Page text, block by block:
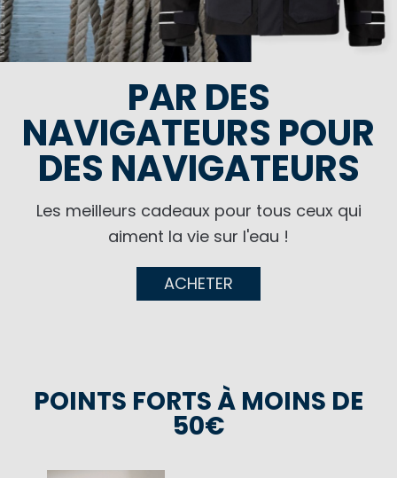
PAR DES
NAVIGATEURS POUR
DES NAVIGATEURS
Les meilleurs cadeaux pour tous ceux qui
aiment la vie sur l'eau !
ACHETER
POINTS FORTS À MOINS DE
50€